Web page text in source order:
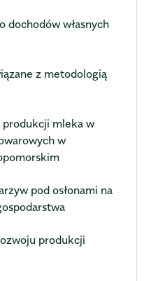
dochodów własnych
z metodologią
mleka w
w
pod osłonami na
produkcji